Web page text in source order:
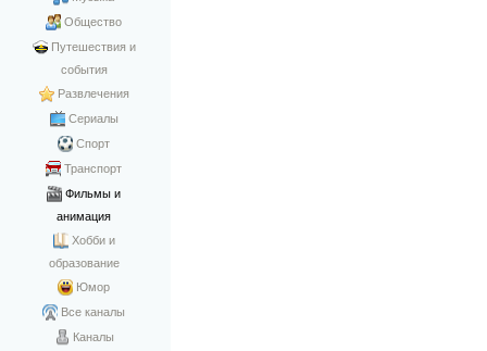
Общество
Путешествия и
события
Развлечения
Сериалы
Спорт
Транспорт
Фильмы и
анимация
Хобби и
образование
Юмор
Все каналы
Каналы